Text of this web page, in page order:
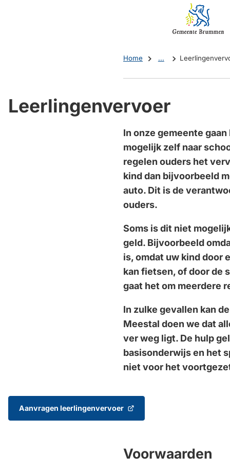
Mijn
Brummen
(Verwijst
naar
externe
Home ...
Leerlingenvervoer
In onze gemeente
mogelijk zelf naar
regelen ouders het
kind dan bijvoorbeeld
auto. Dit is de
ouders.
Soms is dit niet
geld. Bijvoorbeeld
is, omdat uw kind door
kan fietsen, of door de
gaat het om meerdere
In zulke gevallen kan
Meestal doen we dat
ver weg ligt. De hulp
basisonderwijs en het
niet voor het
Aanvragen leerlingenvervoer
(Verwijst
Voorwaarden